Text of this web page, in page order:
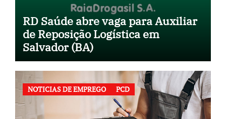
RD Saúde abre vaga para Auxiliar
de Reposição Logística em
Salvador (BA)
NOTICIAS DE EMPREGO PCD